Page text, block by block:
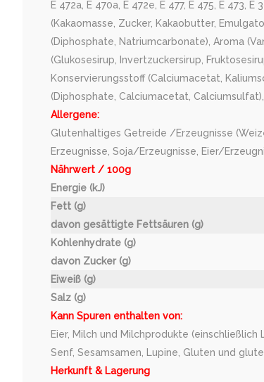
E 472a, E 470a, E 472e, E 477, E 475, E 473,
(Kakaomasse, Zucker, Kakaobutter,
(Diphosphate, Natriumcarbonate), Aroma
(Glukosesirup, Invertzuckersirup,
Konservierungsstoff (Calciumacetat,
(Diphosphate, Calciumacetat,
Allergene:
Glutenhaltiges Getreide /Erzeugnisse
Erzeugnisse, Soja/Erzeugnisse, Eier/
Nährwert / 100g
Energie (kJ)
Fett (g)
davon gesättigte Fettsäuren (g)
Kohlenhydrate (g)
davon Zucker (g)
Eiweiß (g)
Salz (g)
Kann Spuren enthalten von:
Eier, Milch und Milchprodukte
Senf, Sesamsamen, Lupine, Gluten und
Herkunft & Lagerung